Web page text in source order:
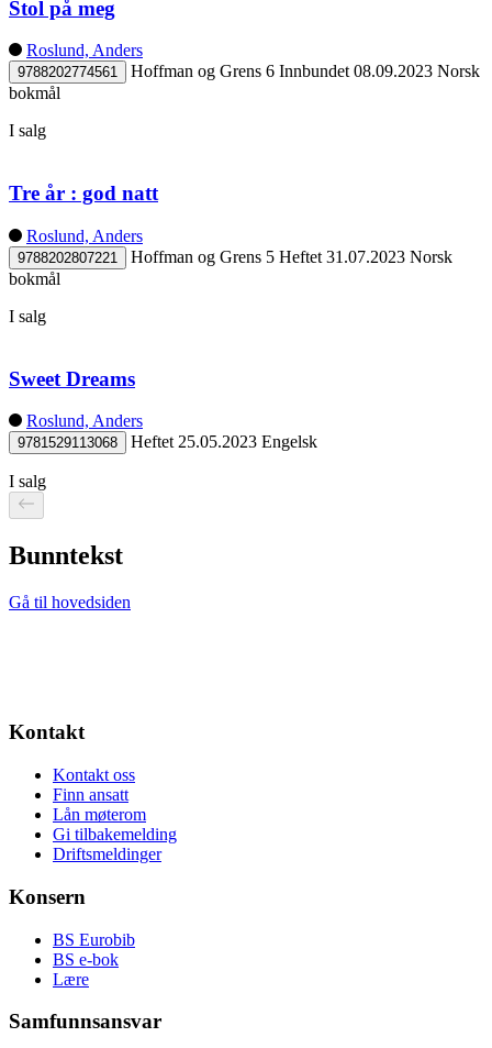
Stol på meg
Roslund, Anders
9788202774561 Hoffman og Grens 6 Innbundet 08.09.2023 Norsk
bokmål
I salg
Tre år : god natt
Roslund, Anders
9788202807221 Hoffman og Grens 5 Heftet 31.07.2023 Norsk
bokmål
I salg
Sweet Dreams
Roslund, Anders
9781529113068 Heftet 25.05.2023 Engelsk
I salg
Bunntekst
Gå til hovedsiden
Kontakt
Kontakt oss
Finn ansatt
Lån møterom
Gi tilbakemelding
Driftsmeldinger
Konsern
BS Eurobib
BS e-bok
Lære
Samfunnsansvar